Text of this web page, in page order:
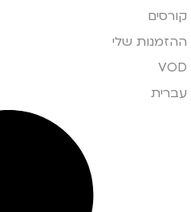
קורסים
ההזמנות שלי
VOD
עברית